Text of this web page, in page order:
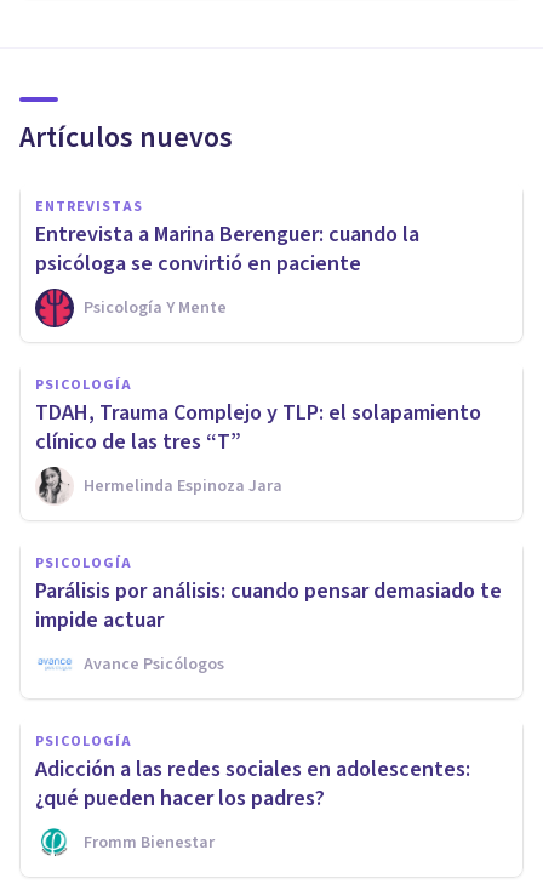
Artículos nuevos
ENTREVISTAS
Entrevista a Marina Berenguer: cuando la
psicóloga se convirtió en paciente
Psicología Y Mente
PSICOLOGÍA
TDAH, Trauma Complejo y TLP: el solapamiento
clínico de las tres “T”
Hermelinda Espinoza Jara
PSICOLOGÍA
Parálisis por análisis: cuando pensar demasiado te
impide actuar
Avance Psicólogos
PSICOLOGÍA
Adicción a las redes sociales en adolescentes:
¿qué pueden hacer los padres?
Fromm Bienestar